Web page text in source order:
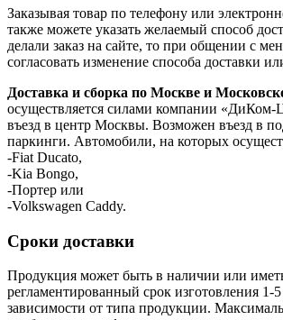
Заказывая товар по телефону или
также можете указать желаемый способ
делали заказ на сайте, то при общении с
согласовать изменение способа доставки
Доставка и сборка по Москве и
осуществляется силами компании «ДиКом-
въезд в центр Москвы. Возможен въезд в
паркинги. Автомобили, на которых
-Fiat Ducato,
-Kia Bongo,
-Портер или
-Volkswagen Caddy.
Сроки доставки
Продукция может быть в наличии или
регламентированный срок изготовления 1-5
зависимости от типа продукции.